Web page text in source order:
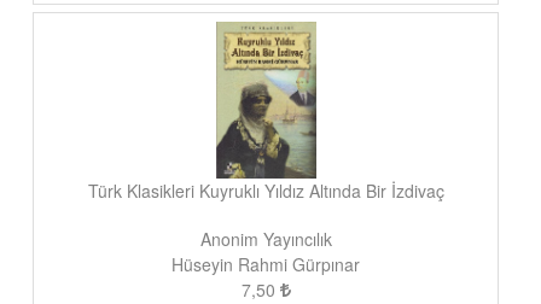
Türk Klasikleri Kuyruklı Yıldız Altında Bir İzdivaç
Anonim Yayıncılık
Hüseyin Rahmi Gürpınar
7,50